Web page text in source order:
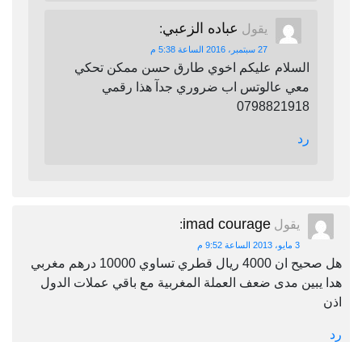
يقول عباده الزعبي:
27 سبتمبر، 2016 الساعة 5:38 م
السلام عليكم اخوي طارق حسن ممكن تحكي
معي عالوتس اب ضروري جدآ هذا رقمي
0798821918
رد
يقول imad courage
:
3 مايو، 2013 الساعة 9:52 م
هل صحيح ان 4000 ريال قطري تساوي 10000 درهم مغربي
هدا يبين مدى ضعف العملة المغربية مع باقي عملات الدول
اذن
رد